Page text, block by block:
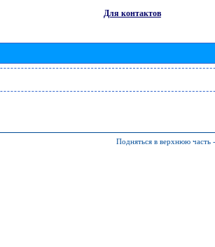
Для контактов
Подняться в верхнюю часть -